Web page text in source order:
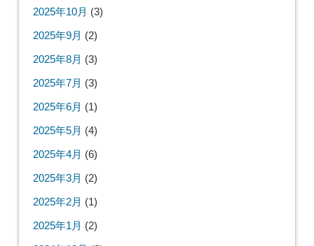
BESV JF1(39)
DAHON K3
アーカイブ
2026年6月 (3)
2026年2月 (1)
2025年12月(3)
2025年11月(4)
2025年10月(3)